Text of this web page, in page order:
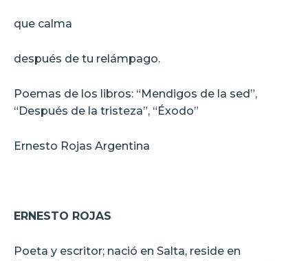
que calma
después de tu relámpago.
Poemas de los libros: “Mendigos de la sed”,
“Después de la tristeza”, “Éxodo”
Ernesto Rojas Argentina
ERNESTO ROJAS
Poeta y escritor; nació en Salta, reside en